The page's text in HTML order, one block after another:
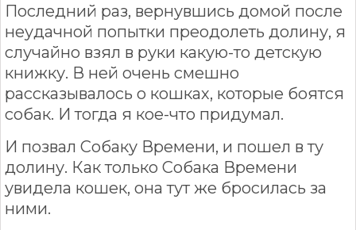
Последний раз, вернувшись домой после
неудачной попытки преодолеть долину, я
случайно взял в руки какую-то детскую
книжку. В ней очень смешно
рассказывалось о кошках, которые боятся
собак. И тогда я кое-что придумал.
И позвал Собаку Времени, и пошел в ту
долину. Как только Собака Времени
увидела кошек, она тут же бросилась за
ними.